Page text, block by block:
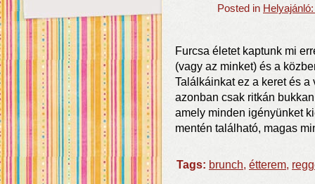
Posted in
Furcsa életet kaptunk mi
(vagy az minket) és a
Találkáinkat ez a keret és
azonban csak ritkán
amely minden igényünket
mentén található, magas
Tags: brunch, étterem,